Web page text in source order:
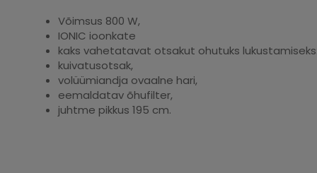
Võimsus 800 W,
IONIC ioonkate
kaks vahetatavat otsakut ohutuks
kuivatusotsak,
volüümiandja ovaalne hari,
eemaldatav õhufilter,
juhtme pikkus 195 cm.